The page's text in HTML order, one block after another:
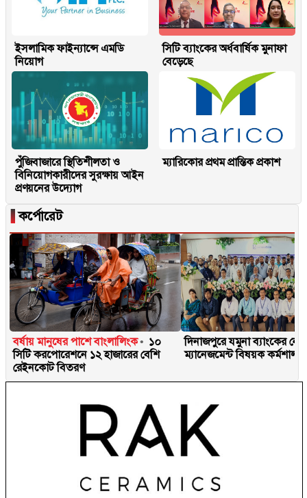
ইসলামিক ফাইন্যান্সে এমডি
নিয়োগ
সিটি ব্যাংকের অর্ধবার্ষিক মুনাফা
বেড়েছে
পুঁজিবাজারে স্থিতিশীলতা ও
বিনিয়োগকারীদের সুরক্ষায় আইন
প্রণয়নের উদ্যোগ
ম্যারিকোর প্রথম প্রান্তিক প্রকাশ
▐কর্পোরেট
বর্ষায় মানুষের পাশে বাংলালিংক
১০
সিটি করপোরেশনে ১২ হাজারের বেশি
রেইনকোট বিতরণ
দিনাজপুরে যমুনা ব্যাংকের নোট
ম্যানেজমেন্ট বিষয়ক কর্মশালা